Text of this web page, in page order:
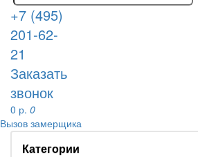
+7 (495)
201-62-
21
Заказать
звонок
0 р. 0
Вызов замерщика
Категории